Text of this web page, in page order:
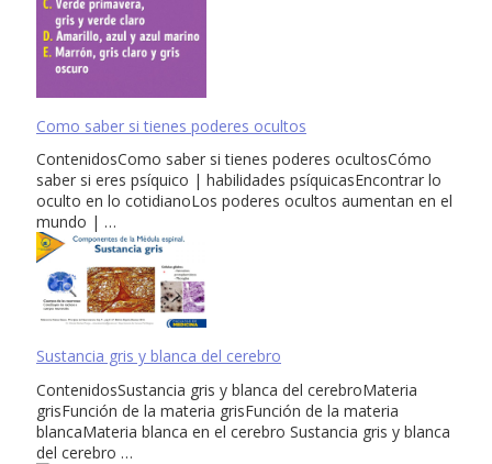
Como saber si tienes poderes ocultos
ContenidosComo saber si tienes poderes ocultosCómo
saber si eres psíquico | habilidades psíquicasEncontrar lo
oculto en lo cotidianoLos poderes ocultos aumentan en el
mundo | …
Sustancia gris y blanca del cerebro
ContenidosSustancia gris y blanca del cerebroMateria
grisFunción de la materia grisFunción de la materia
blancaMateria blanca en el cerebro Sustancia gris y blanca
del cerebro …